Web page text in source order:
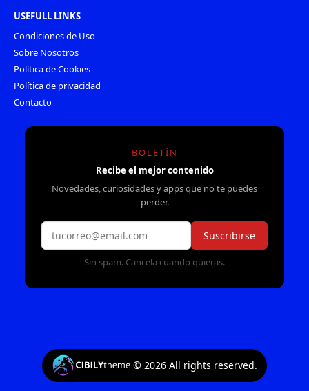
USEFULL LINKS
Condiciones de Uso
Sobre Nosotros
Política de Cookies
Política de privacidad
Contacto
BOLETÍN
Recibe el mejor contenido
Novedades, curiosidades y apps que no te puedes
perder.
Suscribirse
Sin spam. Cancela cuando quieras.
©2026 All rights reserved.